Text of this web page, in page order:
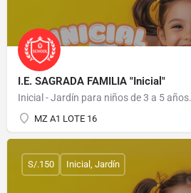
I.E. SAGRADA FAMILIA "Inicial"
Inicial - Jardín para niños de 3 a 5 años.
MZ A1 LOTE 16
S/.150 Inicial, Jardín